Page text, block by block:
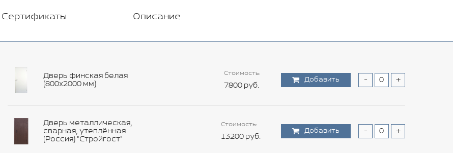
Сертификаты Описание
Дверь финская белая
(800х2000 мм)
Стоимость:
7800 руб.
Добавить - +
Дверь металлическая,
сварная, утеплённая
(Россия) "Стройгост"
Стоимость:
13200 руб.
Добавить - +